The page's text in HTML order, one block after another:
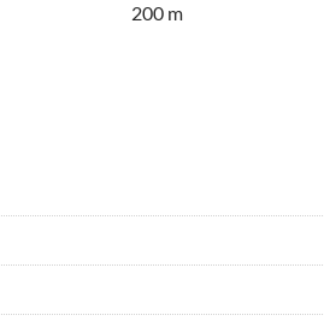
200 m
• Jagen